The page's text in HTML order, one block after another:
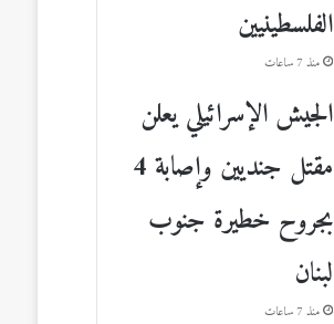
الفلسطينيين
منذ 7 ساعات
الجيش الإسرائيلي يعلن
مقتل جنديين وإصابة 4
بجروح خطيرة جنوب
لبنان
منذ 7 ساعات